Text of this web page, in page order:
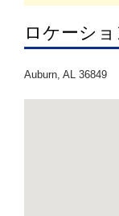
ロケーショ
Auburn, AL 36849